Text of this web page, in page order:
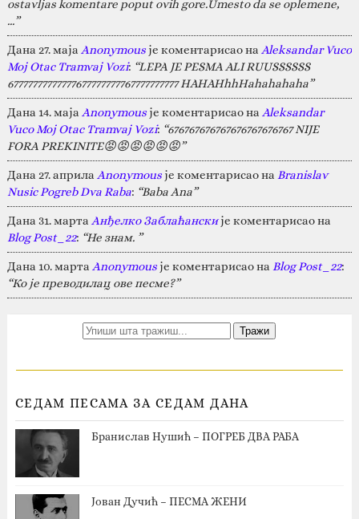
ostavljas komentare poput ovih gore.Umesto da se oplemene,
…”
Дана 27. маја Anonymousје коментарисао на Aleksandar Vuco
Moj Otac Tramvaj Vozi: “LEPA JE PESMA ALI RUUSSSSSS
67777777777777677777777767777777777 HAHAHhhHahahahaha”
Дана 14. маја Anonymousје коментарисао на Aleksandar
Vuco Moj Otac Tramvaj Vozi: “676767676767676767676767 NIJE
FORA PREKINITE😡😡😡😡😡😡”
Дана 27. априла Anonymousје коментарисао на Branislav
Nusic Pogreb Dva Raba: “Baba Ana”
Дана 31. марта Анђелко Заблаћанскије коментарисао на
Blog Post_22: “Не знам. ”
Дана 10. марта Anonymousје коментарисао на Blog Post_22:
“Ко је преводилац ове песме?”
СЕДАМ ПЕСАМА ЗА СЕДАМ ДАНА
Бранислав Нушић – ПОГРЕБ ДВА РАБА
Јован Дучић – ПЕСМА ЖЕНИ